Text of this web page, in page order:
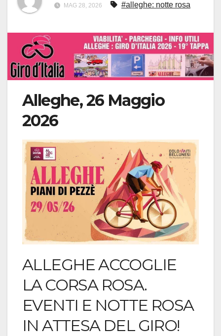
MAG 28, 2026 #alleghe: notte rosa
Alleghe, 26 Maggio
2026
ALLEGHE ACCOGLIE
LA CORSA ROSA.
EVENTI E NOTTE ROSA
IN ATTESA DEL GIRO!